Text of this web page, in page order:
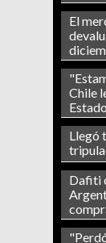
El
Chile
Estado
Llegó
Dafiti